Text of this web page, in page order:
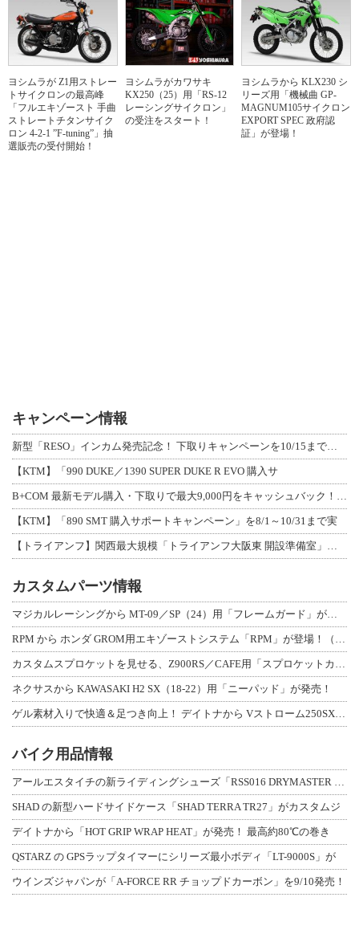
ヨシムラが Z1用ストレー
トサイクロンの最高峰
「フルエキゾースト 手曲
ストレートチタンサイク
ロン 4-2-1 ”F-tuning”」抽
選販売の受付開始！
ヨシムラがカワサキ
KX250（25）用「RS-12
レーシングサイクロン」
の受注をスタート！
ヨシムラから KLX230 シ
リーズ用「機械曲 GP-
MAGNUM105サイクロン
EXPORT SPEC 政府認
証」が登場！
キャンペーン情報
【KTM】「990 DUKE／1390 SUPER DUKE R EVO 購入サ
【KTM】「890 SMT 購入サポートキャンペーン」を8/1～10/31まで実
カスタムパーツ情報
ネクサスから KAWASAKI H2 SX（18-22）用「ニーパッド」が発売！
バイク用品情報
SHAD の新型ハードサイドケース「SHAD TERRA TR27」がカスタムジ
デイトナから「HOT GRIP WRAP HEAT」が発売！ 最高約80℃の巻き
QSTARZ の GPSラップタイマーにシリーズ最小ボディ「LT-9000S」が
ウインズジャパンが「A-FORCE RR チョップドカーボン」を9/10発売！